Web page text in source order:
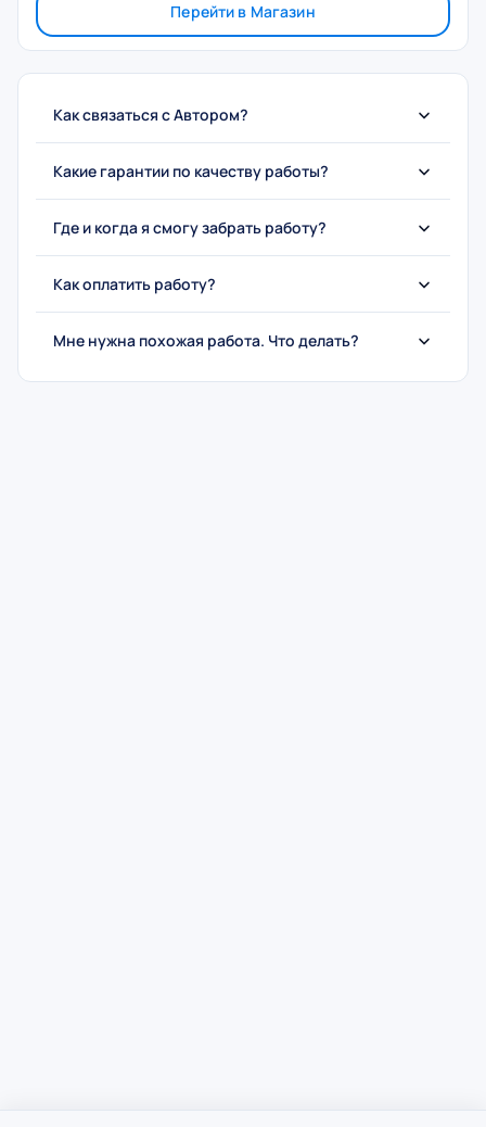
Перейти в Магазин
Как связаться с Автором?
Какие гарантии по качеству работы?
Где и когда я смогу забрать работу?
Как оплатить работу?
Мне нужна похожая работа. Что делать?